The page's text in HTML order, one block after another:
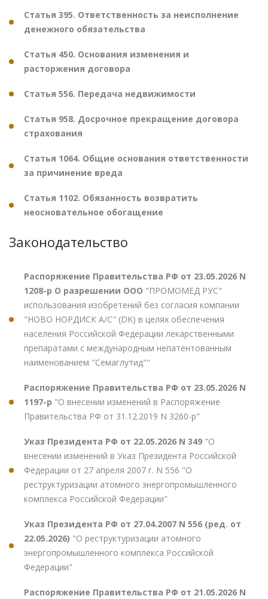
Статья 395. Ответственность за неисполнение
денежного обязательства
Статья 450. Основания изменения и
расторжения договора
Статья 556. Передача недвижимости
Статья 958. Досрочное прекращение договора
страхования
Статья 1064. Общие основания ответственности
за причинение вреда
Статья 1102. Обязанность возвратить
неосновательное обогащение
Законодательство
Распоряжение Правительства РФ от 23.05.2026 N
1208-р О разрешении ООО "ПРОМОМЕД РУС"
использования изобретений без согласия компании
"НОВО НОРДИСК А/С" (DK) в целях обеспечения
населения Российской Федерации лекарственными
препаратами с международным непатентованным
наименованием "Семаглутид""
Распоряжение Правительства РФ от 23.05.2026 N
1197-р "О внесении изменений в Распоряжение
Правительства РФ от 31.12.2019 N 3260-р"
Указ Президента РФ от 22.05.2026 N 349 "О
внесении изменений в Указ Президента Российской
Федерации от 27 апреля 2007 г. N 556 "О
реструктуризации атомного энергопромышленного
комплекса Российской Федерации"
Указ Президента РФ от 27.04.2007 N 556 (ред. от
22.05.2026) "О реструктуризации атомного
энергопромышленного комплекса Российской
Федерации"
Распоряжение Правительства РФ от 21.05.2026 N